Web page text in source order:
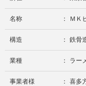
名称 ： ＭＫ
構造 ： 鉄骨
業種 ： ラー
事業者様 ： 喜